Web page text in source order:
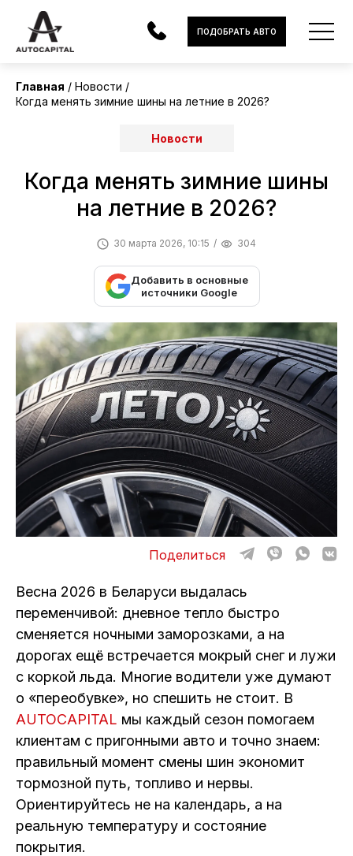
АВТОМОБИЛИ
ЭЛЕКТРОМОБИЛИ
В НАЛИЧИИ
МОТОЦИКЛЫ
УСЛУГИ
ОТЗЫВЫ
ВАКАНСИИ
О КОМПАНИИ
КОНТАКТЫ
ПОДОБРАТЬ АВТО
Главная
Новости
Когда менять зимние шины на летние в 2026?
Новости
Когда менять зимние шины
на летние в 2026?
30 марта 2026, 10:15 304
Добавить в основные
источники Google
Поделиться
Весна 2026 в Беларуси выдалась
переменчивой: дневное тепло быстро
сменяется ночными заморозками, а на
дорогах ещё встречается мокрый снег и лужи
с коркой льда. Многие водители уже думают
о «переобувке», но спешить не стоит. В
AUTOCAPITAL мы каждый сезон помогаем
клиентам с пригонными авто и точно знаем:
правильный момент смены шин экономит
тормозной путь, топливо и нервы.
Ориентируйтесь не на календарь, а на
реальную температуру и состояние
покрытия.